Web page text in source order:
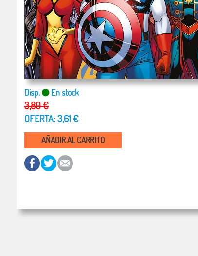
Disp. En stock
3,80 €
OFERTA: 3,61 €
AÑADIR AL CARRITO